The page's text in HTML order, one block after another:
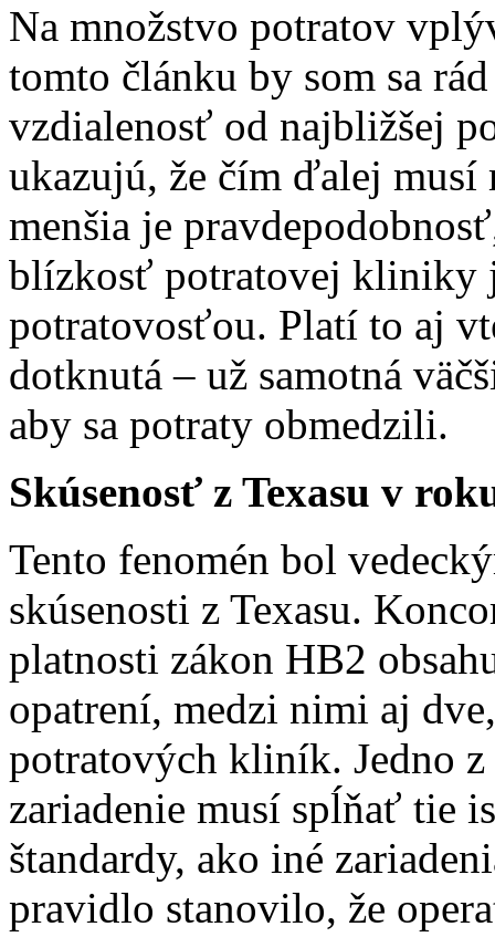
Na množstvo potratov
tomto článku by som sa
vzdialenosť od najbližšej
ukazujú, že čím ďalej musí
menšia je
blízkosť potratovej kliniky
potratovosťou. Platí to aj
dotknutá – už samotná
aby sa potraty obmedzili.
Skúsenosť z Texasu v
Tento fenomén bol
skúsenosti z Texasu.
platnosti zákon HB2
opatrení, medzi nimi aj
potratových kliník. Jedno
zariadenie musí spĺňať tie
štandardy, ako iné
pravidlo stanovilo, že